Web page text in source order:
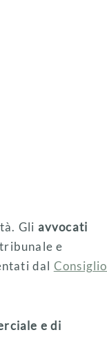
Gli avvocati
e
dal Consiglio
e di